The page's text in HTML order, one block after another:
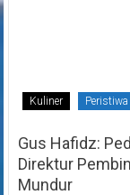
Kuliner Peristiwa
Gus Hafidz:
Direktur
Mundur